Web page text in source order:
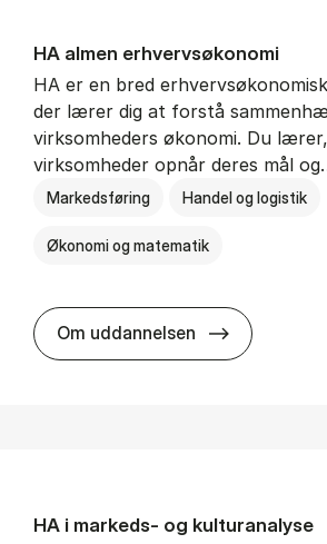
HA al­men erhvervs­økonomi
HA er en bred
der lærer dig at forstå
virksomheders økonomi. Du
virksomheder opnår deres mål
Markedsføring Handel og logistik
Økonomi og matematik
Om uddannelsen HA al­men
HA i mar­keds- og kul­tu­r­a­na­ly­se